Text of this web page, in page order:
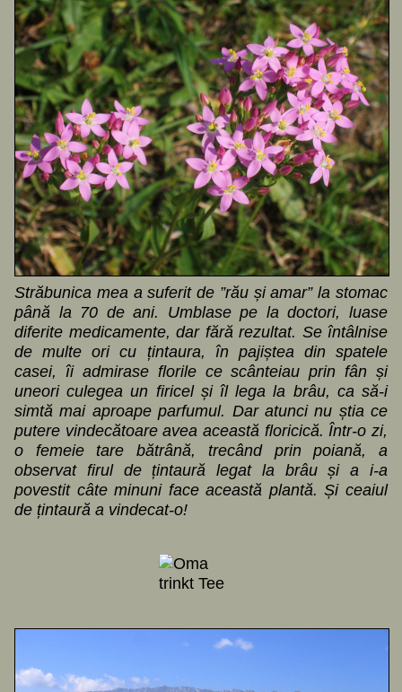
Străbunica mea a suferit de ”rău și amar” la stomac
până la 70 de ani. Umblase pe la doctori, luase
diferite medicamente, dar fără rezultat. Se întâlnise
de multe ori cu țintaura, în pajiștea din spatele
casei, îi admirase florile ce scânteiau prin fân și
uneori culegea un firicel și îl lega la brâu, ca să-i
simtă mai aproape parfumul. Dar atunci nu știa ce
putere vindecătoare avea această floricică. Într-o zi,
o femeie tare bătrână, trecând prin poiană, a
observat firul de țintaură legat la brâu și a i-a
povestit câte minuni face această plantă. Și ceaiul
de țintaură a vindecat-o!